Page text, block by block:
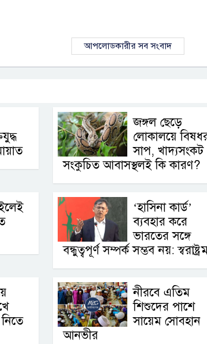
আপলোডকারীর সব সংবাদ
জঙ্গল ছেড়ে
লোকালয়ে
সাপ,
সংকুচিত আবাসস্থলই কি কারণ?
‘হাসিনা কার্ড’
ব্যবহার করে
ভারতের সঙ্গে
বন্ধুত্বপূর্ণ সম্পর্ক সম্ভব নয়:
নীরবে এতিম
শিশুদের পাশে
সায়েম সোবহান
আনভীর